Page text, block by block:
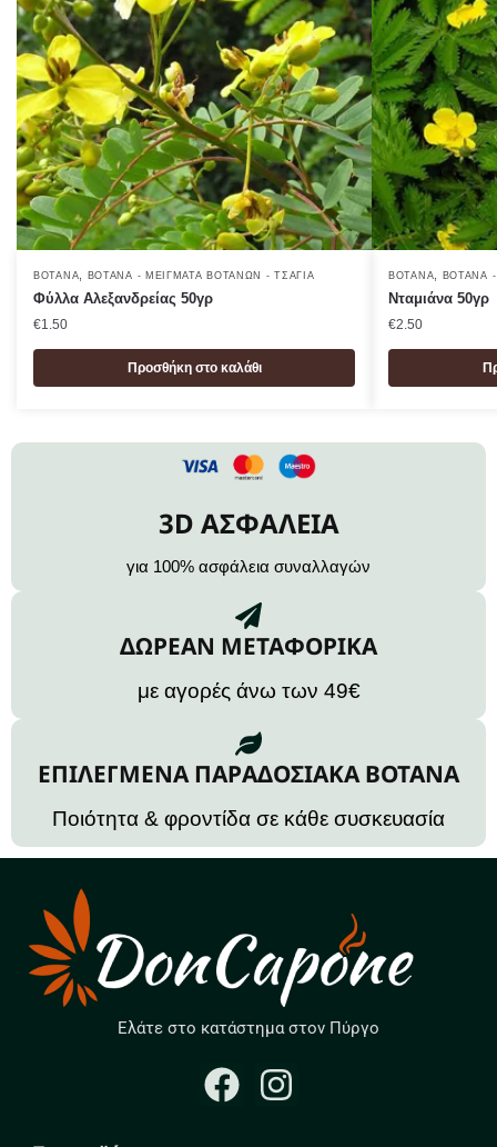
ΒΌΤΑΝΑ, ΒΌΤΑΝΑ - ΜΕΊΓΜΑΤΑ ΒΟΤΆΝΩΝ - ΤΣΆΓΙΑ
Φύλλα Αλεξανδρείας 50γρ
€1.50
Προσθήκη στο καλάθι
ΒΌΤΑΝΑ, ΒΌΤΑΝΑ
Νταμιάνα 50γρ
€2.50
3D ΑΣΦΑΛΕΙΑ
για 100% ασφάλεια συναλλαγών
ΔΩΡΕΑΝ ΜΕΤΑΦΟΡΙΚΑ
με αγορές άνω των 49€
ΕΠΙΛΕΓΜΕΝΑ ΠΑΡΑΔΟΣΙΑΚΑ ΒΟΤΑΝΑ
Ποιότητα & φροντίδα σε κάθε συσκευασία
Ελάτε στο κατάστημα στον Πύργο